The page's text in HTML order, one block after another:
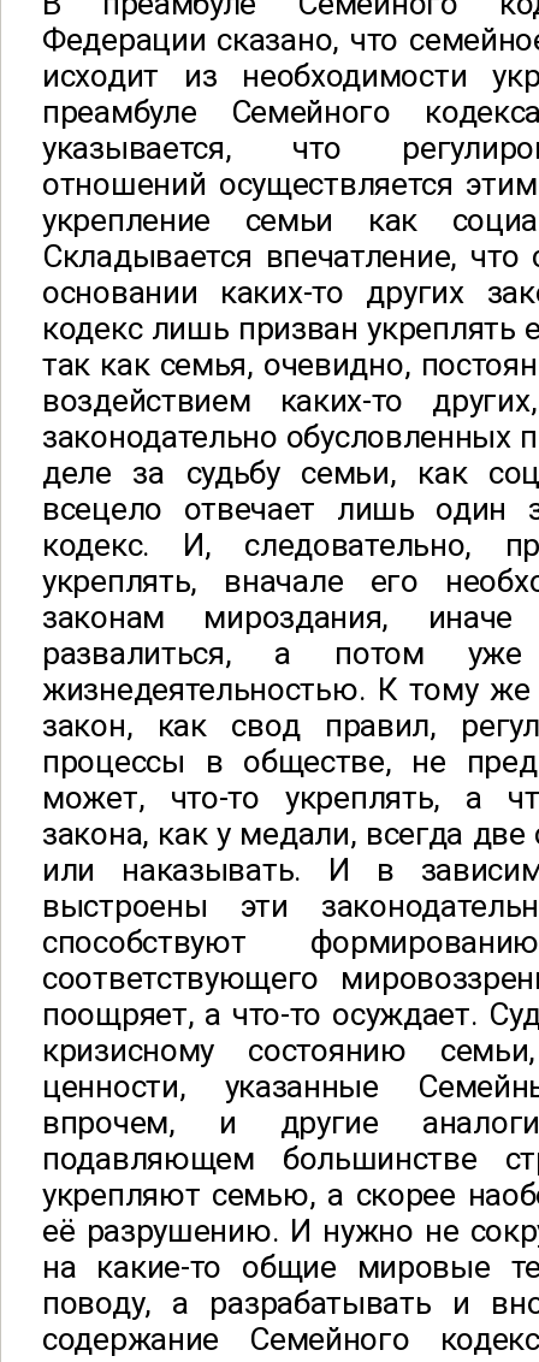
Федерации сказано, что
исходит из необходимости
преамбуле Семейного
указывается, что
отношений осуществляется
укрепление семьи как
Складывается впечатление, что
основании каких-то других
кодекс лишь призван укреплять
так как семья, очевидно,
воздействием каких-то
законодательно обусловленных
деле за судьбу семьи, как
всецело отвечает лишь один
кодекс. И, следовательно,
укреплять, вначале его
законам мироздания, иначе
развалиться, а потом уже
жизнедеятельностью. К тому
закон, как свод правил,
процессы в обществе, не
может, что-то укреплять, а
закона, как у медали, всегда
или наказывать. И в
выстроены эти
способствуют
соответствующего
поощряет, а что-то осуждает.
кризисному состоянию
ценности, указанные
впрочем, и другие
подавляющем большинстве
укрепляют семью, а скорее
её разрушению. И нужно не
на какие-то общие мировые
поводу, а разрабатывать и
содержание Семейного